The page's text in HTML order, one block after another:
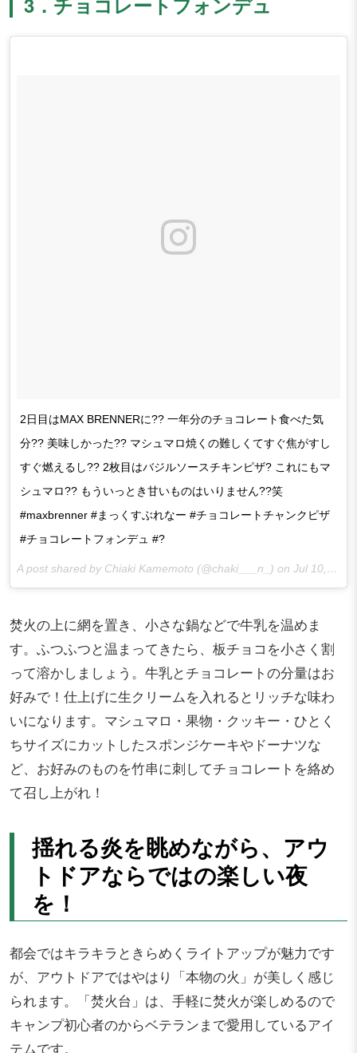
2日目はMAX BRENNERに?? 一年分のチョコレート食べた気
分?? 美味しかった?? マシュマロ焼くの難しくてすぐ焦がすし
すぐ燃えるし?? 2枚目はバジルソースチキンピザ? これにもマ
シュマロ?? もういっとき甘いものはいりません??笑
#maxbrenner #まっくすぶれなー #チョコレートチャンクピザ
#チョコレートフォンデュ #?
A post shared by Chiaki Kamemoto (@chaki___n_) on Jul 10, 2017 at 12:00am PDT
焚火の上に網を置き、小さな鍋などで牛乳を温めま
す。ふつふつと温まってきたら、板チョコを小さく割
って溶かしましょう。牛乳とチョコレートの分量はお
好みで！仕上げに生クリームを入れるとリッチな味わ
いになります。マシュマロ・果物・クッキー・ひとく
ちサイズにカットしたスポンジケーキやドーナツな
ど、お好みのものを竹串に刺してチョコレートを絡め
て召し上がれ！
揺れる炎を眺めながら、アウ
トドアならではの楽しい夜
を！
都会ではキラキラときらめくライトアップが魅力です
が、アウトドアではやはり「本物の火」が美しく感じ
られます。「焚火台」は、手軽に焚火が楽しめるので
キャンプ初心者のからベテランまで愛用しているアイ
テムです。